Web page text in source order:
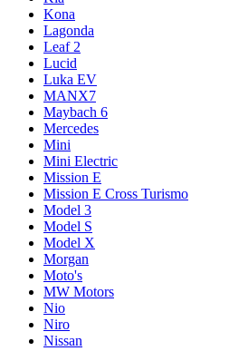
Kona
Lagonda
Leaf 2
Lucid
Luka EV
MANX7
Maybach 6
Mercedes
Mini
Mini Electric
Mission E
Mission E Cross Turismo
Model 3
Model S
Model X
Morgan
Moto's
MW Motors
Nio
Niro
Nissan